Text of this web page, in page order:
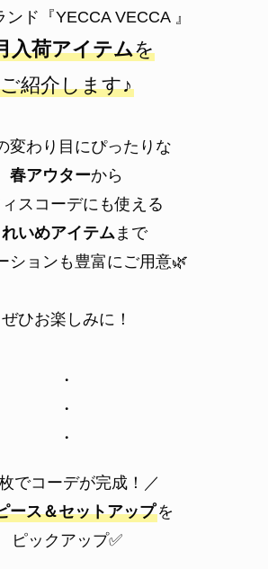
ンド『YECCA VECCA 』
入荷アイテムを
ご紹介します♪
変わり目にぴったりな
春アウターから
スコーデにも使える
れいめアイテム まで
ションも豊富にご用意🌿
ぜひお楽しみに！
・
・
・
でコーデが完成！／
ース＆セットアップ を
ピックアップ✅